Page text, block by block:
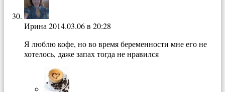
Ирина 2014.03.06 в 20:28
Я люблю кофе, но во время беременности мне его не
хотелось, даже запах тогда не нравился